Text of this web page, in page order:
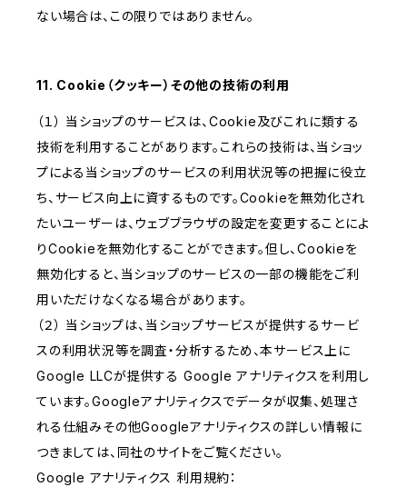
ない場合は、この限りではありません。
11. Cookie（クッキー）その他の技術の利用
（１） 当ショップのサービスは、Cookie及びこれに類する
技術を利用することがあります。これらの技術は、当ショッ
プによる当ショップのサービスの利用状況等の把握に役立
ち、サービス向上に資するものです。Cookieを無効化され
たいユーザーは、ウェブブラウザの設定を変更することによ
りCookieを無効化することができます。但し、Cookieを
無効化すると、当ショップのサービスの一部の機能をご利
用いただけなくなる場合があります。
（２） 当ショップは、当ショップサービスが提供するサービ
スの利用状況等を調査・分析するため、本サービス上に
Google LLCが提供する Google アナリティクスを利用し
ています。Googleアナリティクスでデータが収集、処理さ
れる仕組みその他Googleアナリティクスの詳しい情報に
つきましては、同社のサイトをご覧ください。
Google アナリティクス 利用規約：